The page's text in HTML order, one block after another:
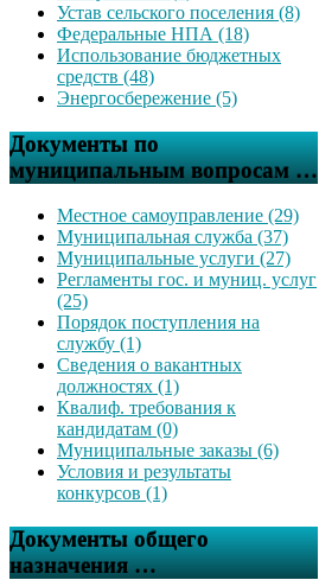
Устав сельского поселения (8)
Федеральные НПА (18)
Использование бюджетных
средств (48)
Энергосбережение (5)
Документы по
муниципальным вопросам …
Местное самоуправление (29)
Муниципальная служба (37)
Муниципальные услуги (27)
Регламенты гос. и муниц. услуг
(25)
Порядок поступления на
службу (1)
Сведения о вакантных
должностях (1)
Квалиф. требования к
кандидатам (0)
Муниципальные заказы (6)
Условия и результаты
конкурсов (1)
Документы общего
назначения …